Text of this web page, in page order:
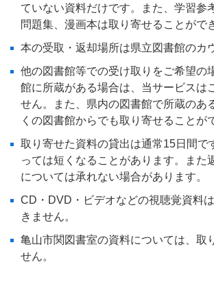
ていない資料だけです。また、学習参
問題集、漫画本は取り寄せることがで
本の受取・返却場所は県立図書館のカ
他の図書館等での受け取りをご希望の
館に所蔵がある場合は、当サービスは
せん。また、県内の図書館で所蔵のあ
くの図書館からでも取り寄せることが
取り寄せた資料の貸出は通常15日間で
っては短くなることがあります。また
については承れない場合があります。
CD・DVD・ビデオなどの視聴覚資料
きません。
亀山市関図書室の資料については、取
せん。